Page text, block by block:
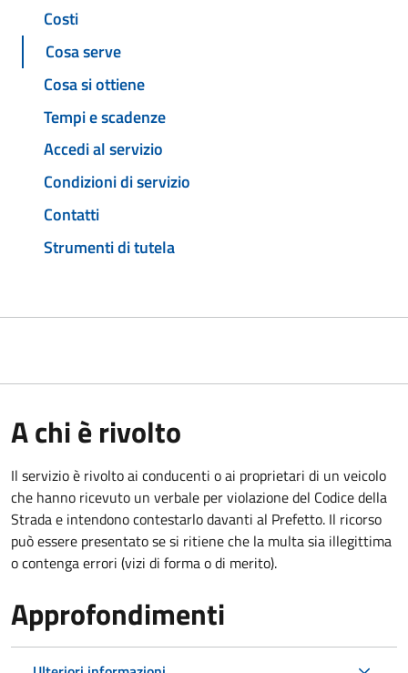
Costi
Cosa serve
Cosa si ottiene
Tempi e scadenze
Accedi al servizio
Condizioni di servizio
Contatti
Strumenti di tutela
A chi è rivolto
Il servizio è rivolto ai conducenti o ai proprietari di un veicolo
che hanno ricevuto un verbale per violazione del Codice della
Strada e intendono contestarlo davanti al Prefetto. Il ricorso
può essere presentato se si ritiene che la multa sia illegittima
o contenga errori (vizi di forma o di merito).
Approfondimenti